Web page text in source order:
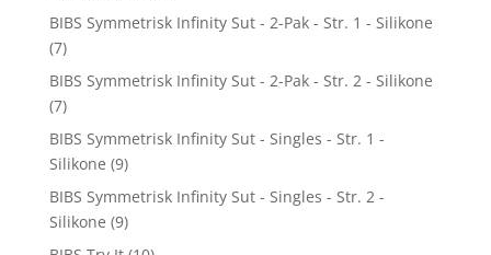
BIBS Symmetrisk Infinity Sut - 2-Pak - Str. 1 - Silikone
(7)
BIBS Symmetrisk Infinity Sut - 2-Pak - Str. 2 - Silikone
(7)
BIBS Symmetrisk Infinity Sut - Singles - Str. 1 -
Silikone (9)
BIBS Symmetrisk Infinity Sut - Singles - Str. 2 -
Silikone (9)